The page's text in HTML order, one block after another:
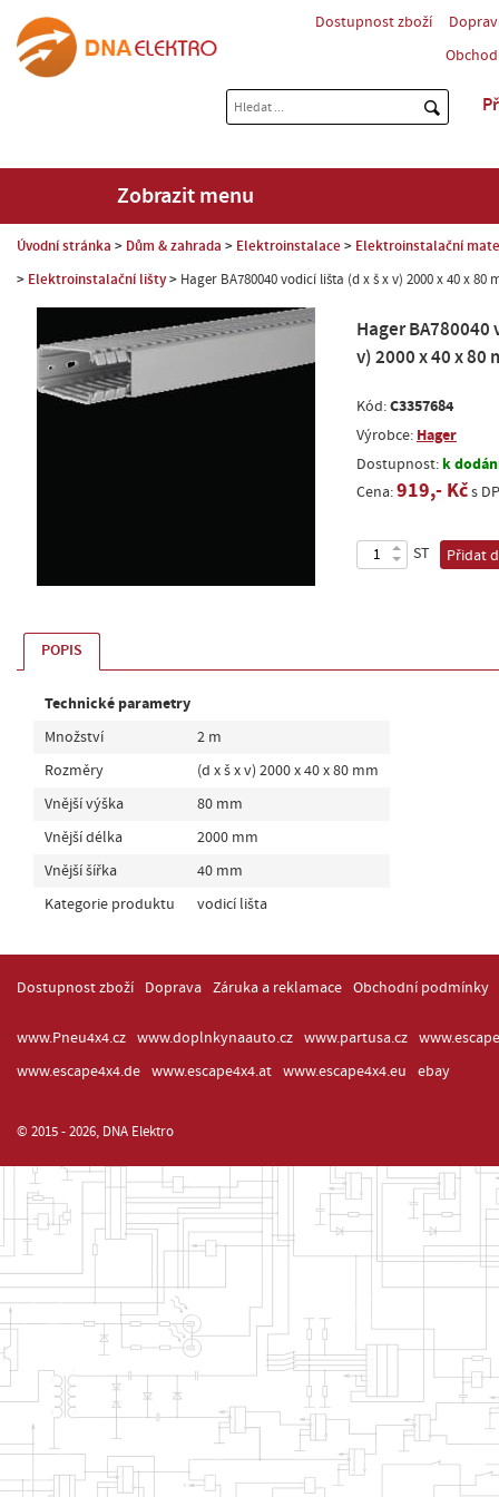
Dostupnost zboží
Zobrazit menu
Úvodní stránka Dům & zahrada Elektroinstalace Elektroinstalační
Elektroinstalační lišty Hager BA780040 vodicí lišta (d x š x v) 2000 x 40 x 80
Hager BA780040
v) 2000 x 40 x 80
Kód:C3357684
Výrobce: Hager
Dostupnost:k
Cena:919,- Kčs
ST Přidat
POPIS
Technické parametry
Množství
2 m
Rozměry
(d x š x v) 2000 x 40 x 80 mm
Vnější výška
80 mm
Vnější délka
2000 mm
Vnější šířka
40 mm
Kategorie produktu
vodicí lišta
Dostupnost zboží Doprava Záruka a reklamace Obchodní podmínky
www.Pneu4x4.cz www.doplnkynaauto.cz www.partusa.cz
www.escape4x4.de
www.escape4x4.at www.escape4x4.eu ebay
© 2015 - 2026, DNA Elektro